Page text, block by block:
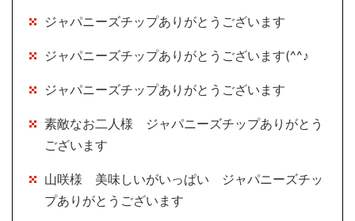
ジャパニーズチップありがとうございます
ジャパニーズチップありがとうございます(^^♪
ジャパニーズチップありがとうございます
素敵なお二人様 ジャパニーズチップありがとう
ございます
山咲様 美味しいがいっぱい ジャパニーズチッ
プありがとうございます